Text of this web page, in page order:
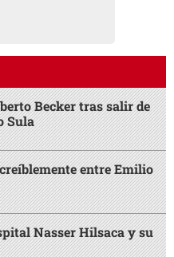
Becker tras salir de
Sula
entre Emilio
Nasser Hilsaca y su